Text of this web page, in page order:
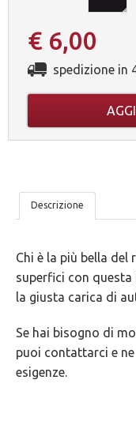
€ 6,00
spedizione in
LE
GARANZIE
Descrizione
Chi è la più bella del
superfici con
la giusta carica di
Se hai bisogno di
puoi contattarci e
esigenze.